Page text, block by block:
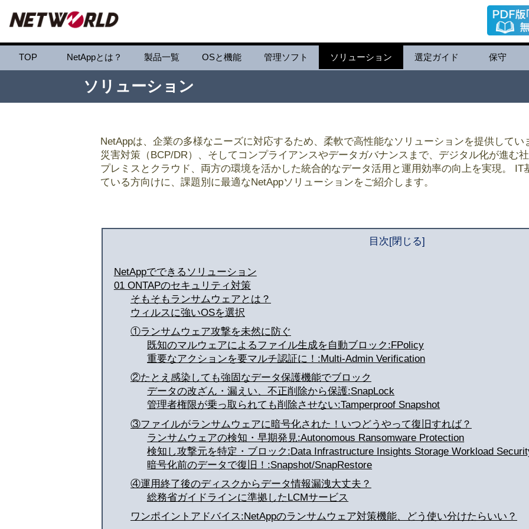
TOP NetAppとは？ 製品一覧 OSと機能 管理ソフト ソリューション 選定ガイド 保守
ソリューション
NetAppは、企業の多様なニーズに対応するため、柔軟で高性能なソリューションを提供して
災害対策（BCP/DR）、そしてコンプライアンスやデータガバナンスまで、デジタル化が進む
プレミスとクラウド、両方の環境を活かした統合的なデータ活用と運用効率の向上を実現。
ている方向けに、課題別に最適なNetAppソリューションをご紹介します。
目次
NetAppでできるソリューション
01 ONTAPのセキュリティ対策
そもそもランサムウェアとは？
ウィルスに強いOSを選択
①ランサムウェア攻撃を未然に防ぐ
既知のマルウェアによるファイル生成を自動ブロック:FPolicy
重要なアクションを要マルチ認証に！:Multi-Admin Verification
②たとえ感染しても強固なデータ保護機能でブロック
データの改ざん・漏えい、不正削除から保護:SnapLock
管理者権限が乗っ取られても削除させない:Tamperproof Snapshot
③ファイルがランサムウェアに暗号化された！いつどうやって復旧すれば？
ランサムウェアの検知・早期発見:Autonomous Ransomware Protection
検知し攻撃元を特定・ブロック:Data Infrastructure Insights Storage Workload
暗号化前のデータで復旧！:Snapshot/SnapRestore
④運用終了後のディスクからデータ情報漏洩大丈夫？
総務省ガイドラインに準拠したLCMサービス
ワンポイントアドバイス:NetAppのランサムウェア対策機能、どう使い分けたらいい？